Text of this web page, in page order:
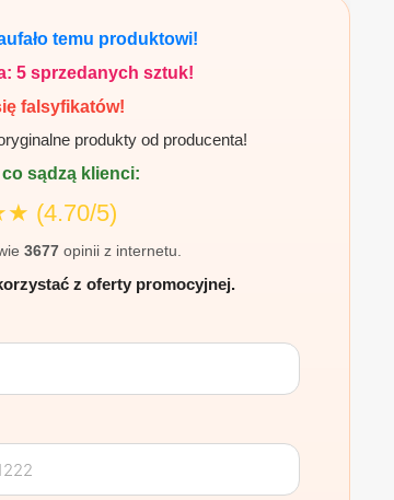
temu produktowi!
5 sprzedanych sztuk!
falsyfikatów!
produkty od producenta!
sądzą klienci:
(4.70/5)
3677opinii z internetu.
z oferty promocyjnej.